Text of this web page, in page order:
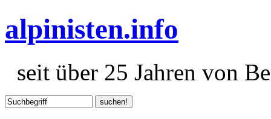
alpinisten.info
seit über 25 Jahren von